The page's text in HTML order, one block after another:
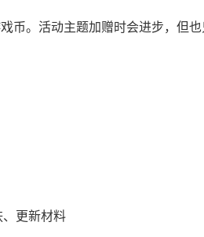
币。活动主题加赠时会进步，但
更新材料